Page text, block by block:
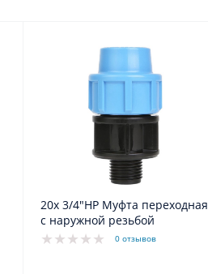
20х 3/4"НР Муфта переходная
с наружной резьбой
0 отзывов